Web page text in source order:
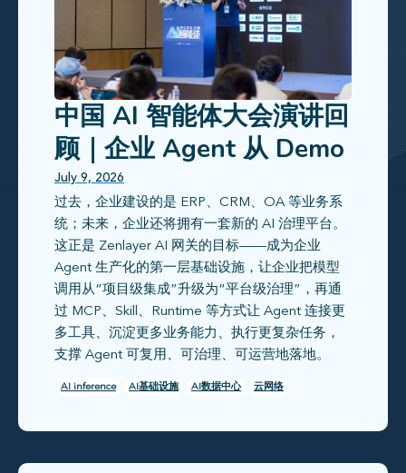
中国 AI 智能体大会演讲回
顾｜企业 Agent 从 Demo
走向生产，真正缺的是什
么？
July 9, 2026
过去，企业建设的是 ERP、CRM、OA 等业务系
统；未来，企业还将拥有一套新的 AI 治理平台。
这正是 Zenlayer AI 网关的目标——成为企业
Agent 生产化的第一层基础设施，让企业把模型
调用从“项目级集成”升级为“平台级治理”，再通
过 MCP、Skill、Runtime 等方式让 Agent 连接更
多工具、沉淀更多业务能力、执行更复杂任务，
支撑 Agent 可复用、可治理、可运营地落地。
AI inference AI基础设施 AI数据中心 云网络